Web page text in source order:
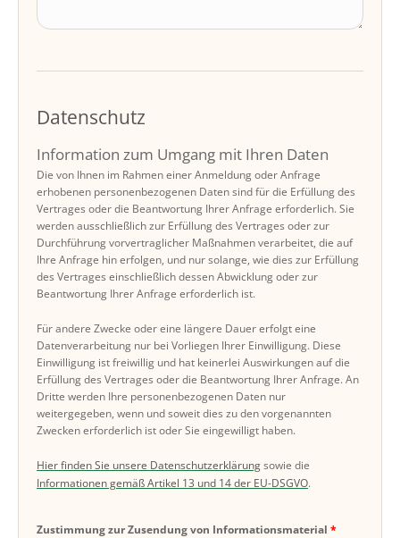
Datenschutz
Information zum Umgang mit Ihren Daten
Die von Ihnen im Rahmen einer Anmeldung oder Anfrage
erhobenen personenbezogenen Daten sind für die Erfüllung des
Vertrages oder die Beantwortung Ihrer Anfrage erforderlich. Sie
werden ausschließlich zur Erfüllung des Vertrages oder zur
Durchführung vorvertraglicher Maßnahmen verarbeitet, die auf
Ihre Anfrage hin erfolgen, und nur solange, wie dies zur Erfüllung
des Vertrages einschließlich dessen Abwicklung oder zur
Beantwortung Ihrer Anfrage erforderlich ist.
Für andere Zwecke oder eine längere Dauer erfolgt eine
Datenverarbeitung nur bei Vorliegen Ihrer Einwilligung. Diese
Einwilligung ist freiwillig und hat keinerlei Auswirkungen auf die
Erfüllung des Vertrages oder die Beantwortung Ihrer Anfrage. An
Dritte werden Ihre personenbezogenen Daten nur
weitergegeben, wenn und soweit dies zu den vorgenannten
Zwecken erforderlich ist oder Sie eingewilligt haben.
Hier finden Sie unsere Datenschutzerklärungsowie die
Informationen gemäß Artikel 13 und 14 der EU-DSGVO.
Zustimmung zur Zusendung von Informationsmaterial